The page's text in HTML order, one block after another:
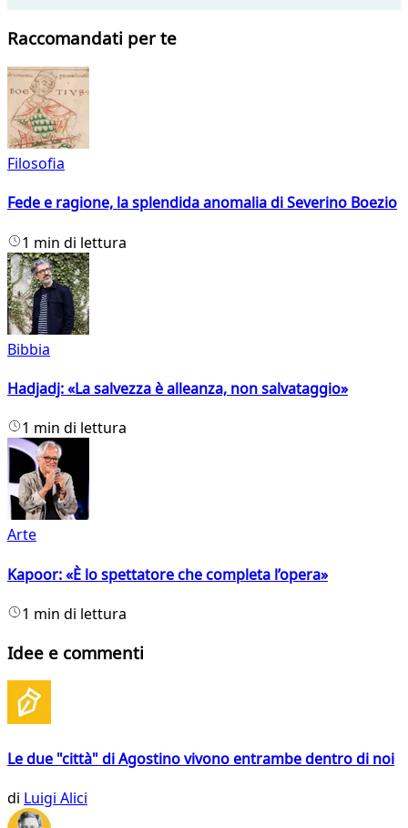
Raccomandati per te
Filosofia
Fede e ragione, la splendida anomalia di Severino Boezio
1 min di lettura
Bibbia
Hadjadj: «La salvezza è alleanza, non salvataggio»
1 min di lettura
Arte
Kapoor: «È lo spettatore che completa l’opera»
1 min di lettura
Idee e commenti
Le due "città" di Agostino vivono entrambe dentro di noi
di Luigi Alici